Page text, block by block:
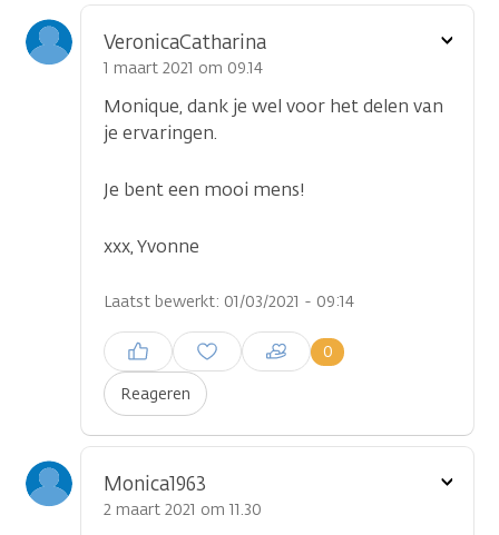
VeronicaCatharina
1 maart 2021 om 09.14
Monique, dank je wel voor het delen van
je ervaringen.
Je bent een mooi mens!
xxx, Yvonne
Laatst bewerkt: 01/03/2021 - 09:14
Reageren
0
Inloggen om een reactie te
plaatsen
Toon
Monica1963
2 maart 2021 om 11.30
Toon